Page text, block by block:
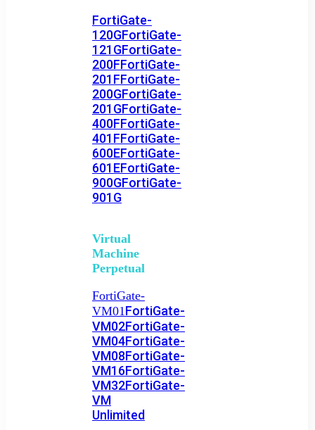
FortiGate-
120GFortiGate-
121GFortiGate-
200FFortiGate-
201FFortiGate-
200GFortiGate-
201GFortiGate-
400FFortiGate-
401FFortiGate-
600EFortiGate-
601EFortiGate-
900GFortiGate-
901G
Virtual
Machine
Perpetual
FortiGate-
VM01FortiGate-
VM02FortiGate-
VM04FortiGate-
VM08FortiGate-
VM16FortiGate-
VM32FortiGate-
VM
Unlimited